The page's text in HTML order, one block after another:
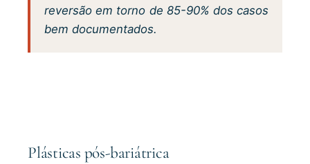
reversão em torno de 85-90% dos casos
bem documentados.
Plásticas pós-bariátrica